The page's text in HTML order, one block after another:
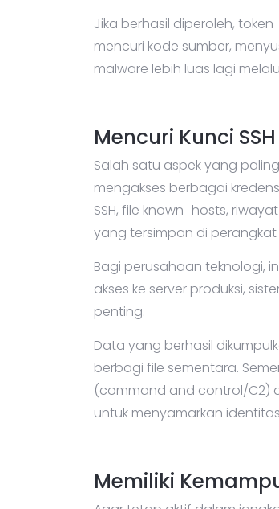
Jika berhasil diperoleh,
mencuri kode sumber,
malware lebih luas lagi
Mencuri Kunci
Salah satu aspek yang
mengakses berbagai
SSH, file known_hosts,
yang tersimpan di perangkat
Bagi perusahaan teknologi,
akses ke server produksi,
penting.
Data yang berhasil
berbagi file sementara.
(command and control/C2)
untuk menyamarkan
Memiliki